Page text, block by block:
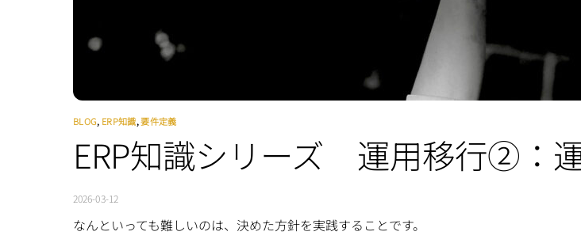
BLOG, ERP知識,要件定義
ERP知識シリーズ 運用移行②：
2026-03-12
なんといっても難しいのは、決めた方針を実践することです。